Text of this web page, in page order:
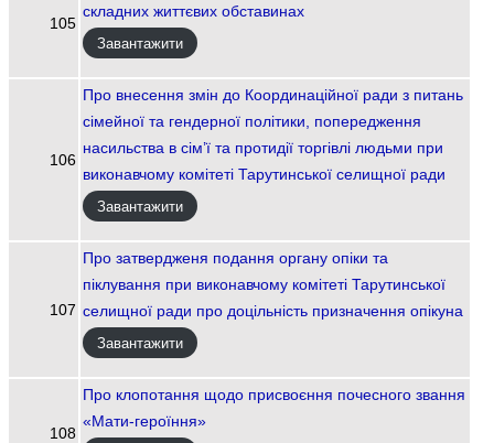
105
складних життєвих обставинах
Завантажити
106
Про внесення змін до Координаційної ради з питань
сімейної та гендерної політики, попередження
насильства в сім’ї та протидії торгівлі людьми при
виконавчому комітеті Тарутинської селищної ради
Завантажити
107
Про затвердженя подання органу опіки та
піклування при виконавчому комітеті Тарутинської
селищної ради про доцільність призначення опікуна
Завантажити
108
Про клопотання щодо присвоєння почесного звання
«Мати-героїння»